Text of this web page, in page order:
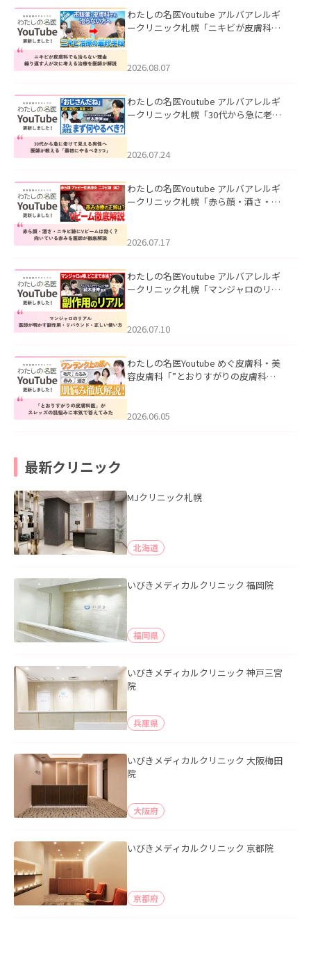
わたしの名医Youtube アルバアレルギ
ークリニック札幌「ニキビが皮膚科で
ました。
2026.08.07
わたしの名医Youtube アルバアレルギ
ークリニック札幌「30代から急に老け
た。
2026.07.24
わたしの名医Youtube アルバアレルギ
ークリニック札幌「赤ら顔・酒さ・ニ
した。
2026.07.17
わたしの名医Youtube アルバアレルギ
ークリニック札幌「マンジャロのリア
た。
2026.07.10
わたしの名医Youtube めぐ皮膚科・美
容皮膚科「”とおりすがりの皮膚科
2026.06.05
最新クリニック
MJクリニック札幌
北海道
いびきメディカルクリニック 福岡院
福岡県
いびきメディカルクリニック 神戸三宮
院
兵庫県
いびきメディカルクリニック 大阪梅田
院
大阪府
いびきメディカルクリニック 京都院
京都府